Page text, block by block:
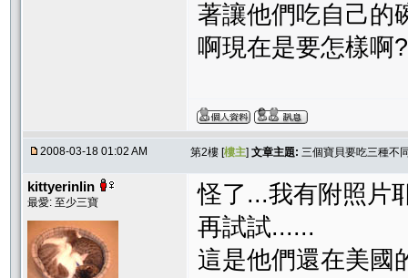
著讓他們吃自己的
啊現在是要怎樣啊
2008-03-18 01:02 AM 第2樓 [樓主] 文章主題: 三個寶貝要吃三種不
kittyerinlin
最愛: 至少三寶
怪了...我有附照片
再試試......
這是他們還在美國